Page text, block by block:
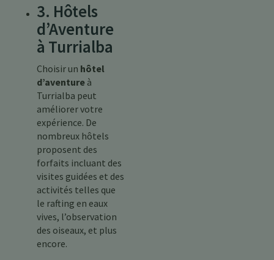
3. Hôtels
d’Aventure
à Turrialba
Choisir un hôtel
d’aventure à
Turrialba peut
améliorer votre
expérience. De
nombreux hôtels
proposent des
forfaits incluant des
visites guidées et des
activités telles que
le rafting en eaux
vives, l’observation
des oiseaux, et plus
encore.